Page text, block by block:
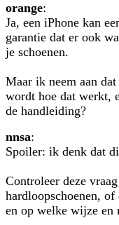
orange:
Ja, een iPhone kan
garantie dat er ook
je schoenen.
Maar ik neem aan
wordt hoe dat werkt,
de handleiding?
nnsa:
Spoiler: ik denk dat
Controleer deze
hardloopschoenen,
en op welke wijze en